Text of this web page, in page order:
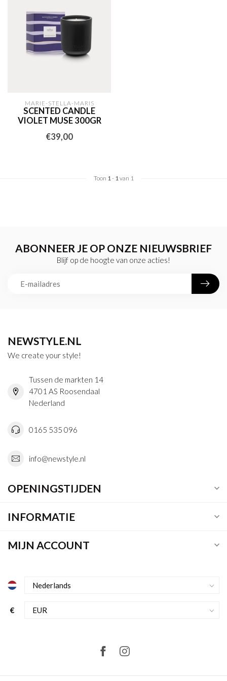
MARIE-STELLA-MARIS
SCENTED CANDLE
VIOLET MUSE 300GR
€39,00
Toon 1- 1van 1
ABONNEER JE OP ONZE NIEUWSBRIEF
Blijf op de hoogte van onze acties!
NEWSTYLE.NL
We create your style!
Tussen de markten 14
4701 AS Roosendaal
Nederland
0165 535 096
info@newstyle.nl
OPENINGSTIJDEN
INFORMATIE
MIJN ACCOUNT
€